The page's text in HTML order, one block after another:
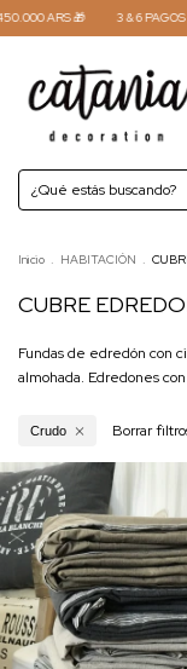
ARS 🎁 3 & 6 PAGOS
Inicio . HABITACIÓN .
CUBRE
Fundas de edredón con
almohada. Edredones
Crudo Borrar